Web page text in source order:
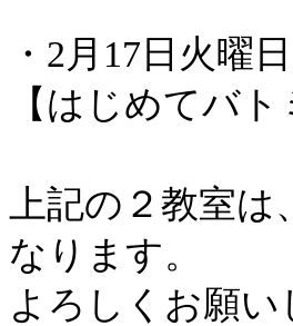
・2月17日火曜
【はじめてバ
上記の２教室
なります。
よろしくお願い